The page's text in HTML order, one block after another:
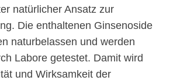
natürlicher Ansatz zur
Die enthaltenen Ginsenoside
naturbelassen und werden
Labore getestet. Damit wird
und Wirksamkeit der